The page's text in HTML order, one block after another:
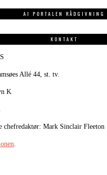
AI PORTALEN RÅDGIVNING
KONTAKT
Allé 44, st. tv.
K
chefredaktør: Mark Sinclair Fleeton